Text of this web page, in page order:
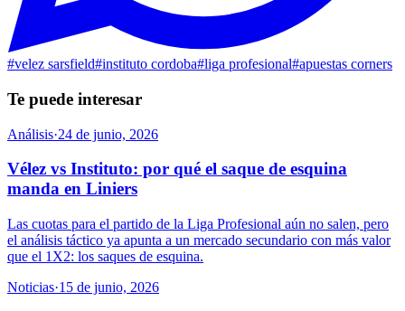
#velez sarsfield#instituto cordoba#liga profesional#apuestas corners
Te puede interesar
Análisis·24 de junio, 2026
Vélez vs Instituto: por qué el saque de esquina
manda en Liniers
Las cuotas para el partido de la Liga Profesional aún no salen, pero
el análisis táctico ya apunta a un mercado secundario con más valor
que el 1X2: los saques de esquina.
Noticias·15 de junio, 2026